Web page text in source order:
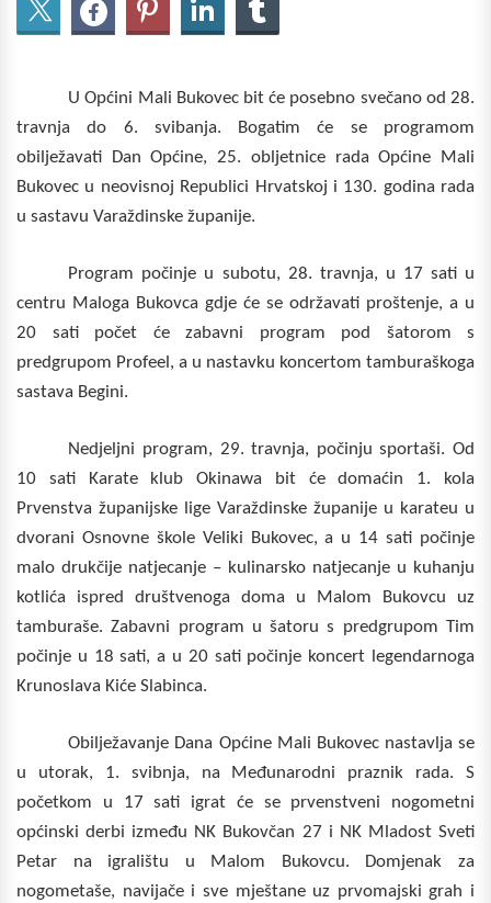
U Općini Mali Bukovec bit će posebno svečano od 28.
travnja do 6. svibanja. Bogatim će se programom
obilježavati Dan Općine, 25. obljetnice rada Općine Mali
Bukovec u neovisnoj Republici Hrvatskoj i 130. godina rada
u sastavu Varaždinske županije.
Program počinje u subotu, 28. travnja, u 17 sati u
centru Maloga Bukovca gdje će se održavati proštenje, a u
20 sati počet će zabavni program pod šatorom s
predgrupom Profeel, a u nastavku koncertom tamburaškoga
sastava Begini.
Nedjeljni program, 29. travnja, počinju sportaši. Od
10 sati Karate klub Okinawa bit će domaćin 1. kola
Prvenstva županijske lige Varaždinske županije u karateu u
dvorani Osnovne škole Veliki Bukovec, a u 14 sati počinje
malo drukčije natjecanje – kulinarsko natjecanje u kuhanju
kotlića ispred društvenoga doma u Malom Bukovcu uz
tamburaše. Zabavni program u šatoru s predgrupom Tim
počinje u 18 sati, a u 20 sati počinje koncert legendarnoga
Krunoslava Kiće Slabinca.
Obilježavanje Dana Općine Mali Bukovec nastavlja se
u utorak, 1. svibnja, na Međunarodni praznik rada. S
početkom u 17 sati igrat će se prvenstveni nogometni
općinski derbi između NK Bukovčan 27 i NK Mladost Sveti
Petar na igralištu u Malom Bukovcu. Domjenak za
nogometaše, navijače i sve mještane uz prvomajski grah i